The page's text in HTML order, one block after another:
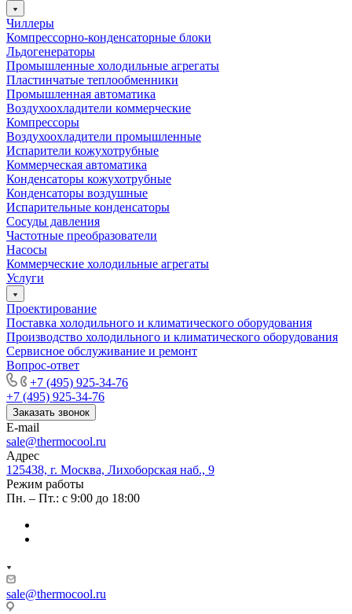
Чиллеры
Компрессорно-конденсаторные блоки
Льдогенераторы
Промышленные холодильные агрегаты
Пластинчатые теплообменники
Промышленная автоматика
Воздухоохладители коммерческие
Компрессоры
Воздухоохладители промышленные
Испарители кожухотрубные
Коммерческая автоматика
Конденсаторы кожухотрубные
Конденсаторы воздушные
Испарительные конденсаторы
Сосуды давления
Частотные преобразователи
Насосы
Коммерческие холодильные агрегаты
Услуги
Проектирование
Поставка холодильного и климатического оборудования
Производство холодильного и климатического оборудования
Сервисное обслуживание и ремонт
Вопрос-ответ
+7 (495) 925-34-76
+7 (495) 925-34-76
Заказать звонок
E-mail
sale@thermocool.ru
Адрес
125438, г. Москва, Лихоборская наб., 9
Режим работы
Пн. – Пт.: с 9:00 до 18:00
sale@thermocool.ru